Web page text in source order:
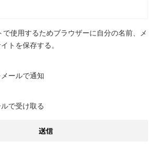
で使用するためブラウザーに自分の名前、メ
トを保存する。
ールで通知
で受け取る